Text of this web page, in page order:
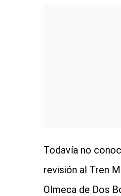
Todavía no
revisión al Tren
Olmeca de Dos